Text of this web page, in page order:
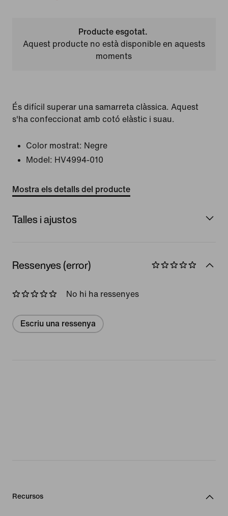
Producte esgotat.
Aquest producte no està disponible en aquests
moments
És difícil superar una samarreta clàssica. Aquest
s'ha confeccionat amb cotó elàstic i suau.
Color mostrat: Negre
Model: HV4994-010
Mostra els detalls del producte
Talles i ajustos
Ressenyes (error)
No hi ha ressenyes
Escriu una ressenya
Recursos